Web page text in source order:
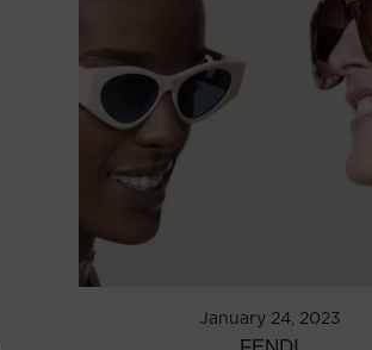
January 24, 2023